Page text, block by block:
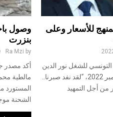
وصول
بنزرت
by
Ra Mzi
أكد مصدر
المستورد
الشحنة
للأسعار وعلى
التونسي للشغل نور الدين
الطبوبي اليوم الاثنين 26 سبتمبر 2022، “لقد نفد صبرنا..
من أجل التمهيد